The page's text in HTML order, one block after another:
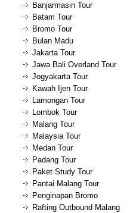
Banjarmasin Tour
Batam Tour
Bromo Tour
Bulan Madu
Jakarta Tour
Jawa Bali Overland Tour
Jogyakarta Tour
Kawah Ijen Tour
Lamongan Tour
Lombok Tour
Malang Tour
Malaysia Tour
Medan Tour
Padang Tour
Paket Study Tour
Pantai Malang Tour
Penginapan Bromo
Rafting Outbound Malang